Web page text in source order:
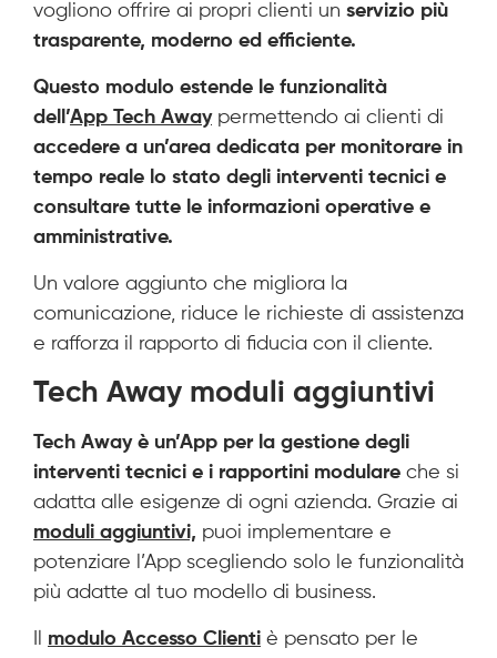
vogliono offrire ai propri clienti un servizio più
trasparente, moderno ed efficiente.
Questo modulo estende le funzionalità
dell’App Tech Away permettendo ai clienti di
accedere a un’area dedicata per monitorare in
tempo reale lo stato degli interventi tecnici e
consultare tutte le informazioni operative e
amministrative.
Un valore aggiunto che migliora la
comunicazione, riduce le richieste di assistenza
e rafforza il rapporto di fiducia con il cliente.
Tech Away moduli aggiuntivi
Tech Away è un’App per la gestione degli
interventi tecnici e i rapportini modulare che si
adatta alle esigenze di ogni azienda. Grazie ai
moduli aggiuntivi, puoi implementare e
potenziare l’App scegliendo solo le funzionalità
più adatte al tuo modello di business.
modulo Accesso Clienti è pensato per le